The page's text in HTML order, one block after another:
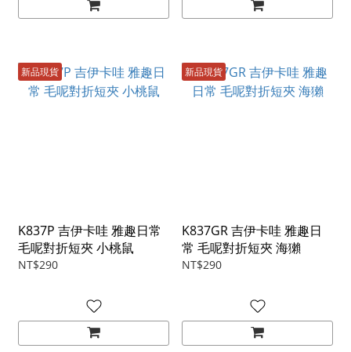
新品現貨
K837P 吉伊卡哇 雅趣日常
毛呢對折短夾 小桃鼠
NT$290
新品現貨
K837GR 吉伊卡哇 雅趣日
常 毛呢對折短夾 海獺
NT$290